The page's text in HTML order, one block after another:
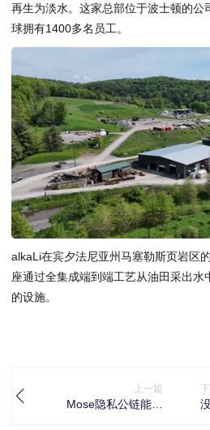
再生为淡水。这家总部位于波士顿的公
球拥有1400多名员工。
alkaLi在宾夕法尼亚州马塞勒斯页岩区
座通过全集成端到端工艺从油田采出水
的设施。
上一篇
Mose隐私公链能做